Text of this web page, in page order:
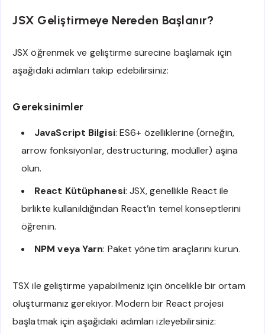
JSX Geliştirmeye Nereden Başlanır?
JSX öğrenmek ve geliştirme sürecine başlamak için
aşağıdaki adımları takip edebilirsiniz:
Gereksinimler
JavaScript Bilgisi: ES6+ özelliklerine (örneğin,
arrow fonksiyonlar, destructuring, modüller) aşina
olun.
React Kütüphanesi: JSX, genellikle React ile
birlikte kullanıldığından React’in temel konseptlerini
öğrenin.
NPM veya Yarn: Paket yönetim araçlarını kurun.
TSX ile geliştirme yapabilmeniz için öncelikle bir ortam
oluşturmanız gerekiyor. Modern bir React projesi
başlatmak için aşağıdaki adımları izleyebilirsiniz: